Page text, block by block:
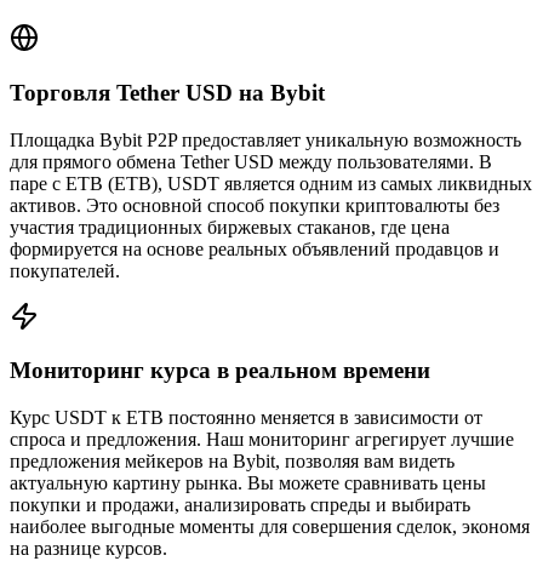
Торговля Tether USD на Bybit
Площадка Bybit P2P предоставляет уникальную возможность
для прямого обмена Tether USD между пользователями. В
паре с ETB (ETB), USDT является одним из самых ликвидных
активов. Это основной способ покупки криптовалюты без
участия традиционных биржевых стаканов, где цена
формируется на основе реальных объявлений продавцов и
покупателей.
Мониторинг курса в реальном времени
Курс USDT к ETB постоянно меняется в зависимости от
спроса и предложения. Наш мониторинг агрегирует лучшие
предложения мейкеров на Bybit, позволяя вам видеть
актуальную картину рынка. Вы можете сравнивать цены
покупки и продажи, анализировать спреды и выбирать
наиболее выгодные моменты для совершения сделок, экономя
на разнице курсов.